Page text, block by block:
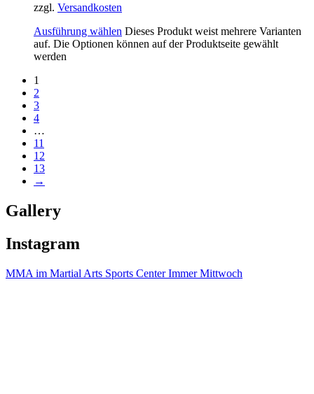
zzgl. Versandkosten
Ausführung wählen Dieses Produkt weist mehrere Varianten
auf. Die Optionen können auf der Produktseite gewählt
werden
1
2
3
4
…
11
12
13
→
Gallery
Instagram
MMA im Martial Arts Sports Center Immer Mittwoch